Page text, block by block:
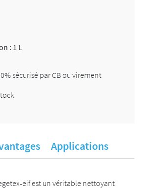
: 1 L
sécurisé par CB ou virement
Applications
eif est un véritable nettoyant